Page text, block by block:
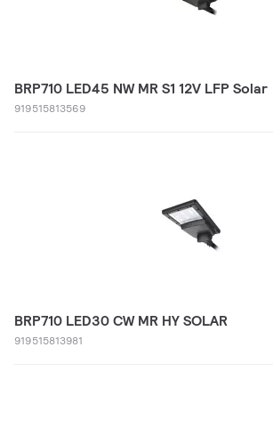
BRP710 LED45 NW MR S1 12V LFP Solar
919515813569
BRP710 LED30 CW MR HY SOLAR
919515813981